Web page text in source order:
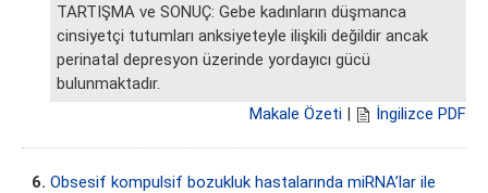
TARTIŞMA ve SONUÇ: Gebe kadınların düşmanca
cinsiyetçi tutumları anksiyeteyle ilişkili değildir ancak
perinatal depresyon üzerinde yordayıcı gücü
bulunmaktadır.
Makale Özeti | İngilizce PDF
6. Obsesif kompulsif bozukluk hastalarında miRNA’lar ile